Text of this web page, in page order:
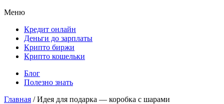
Меню
Кредит онлайн
Деньги до зарплаты
Крипто биржи
Крипто кошельки
Блог
Полезно знать
Главная / Идея для подарка — коробка с шарами